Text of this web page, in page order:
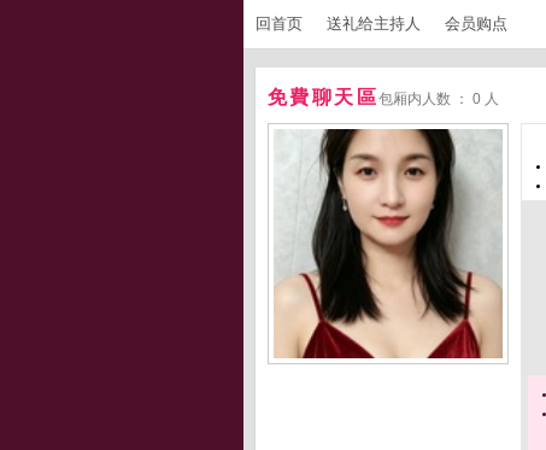
回首页 送礼给主持人 会员购点
免費聊天區包厢内人数 ： 0 人